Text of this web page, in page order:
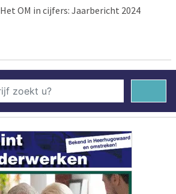
Het OM in cijfers: Jaarbericht 2024